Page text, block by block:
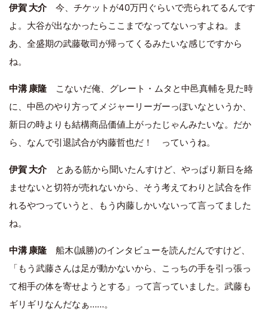
伊賀 大介今、チケットが40万円ぐらいで売られてるんです
よ。大谷が出なかったらここまでなってないっすよね。ま
あ、全盛期の武藤敬司が帰ってくるみたいな感じですから
ね。
中溝 康隆 こないだ俺、グレート・ムタと中邑真輔を見た時
に、中邑のやり方ってメジャーリーガーっぽいなというか、
新日の時よりも結構商品価値上がったじゃんみたいな。だか
ら、なんで引退試合が内藤哲也だ！ っていうね。
伊賀 大介とある筋から聞いたんすけど、やっぱり新日を絡
ませないと切符が売れないから、そう考えてわりと試合を作
れるやつっていうと、もう内藤しかいないって言ってました
ね。
中溝 康隆 船木(誠勝)のインタビューを読んだんですけど、
「もう武藤さんは足が動かないから、こっちの手を引っ張っ
て相手の体を寄せようとする」って言っていました。武藤も
ギリギリなんだなぁ……。